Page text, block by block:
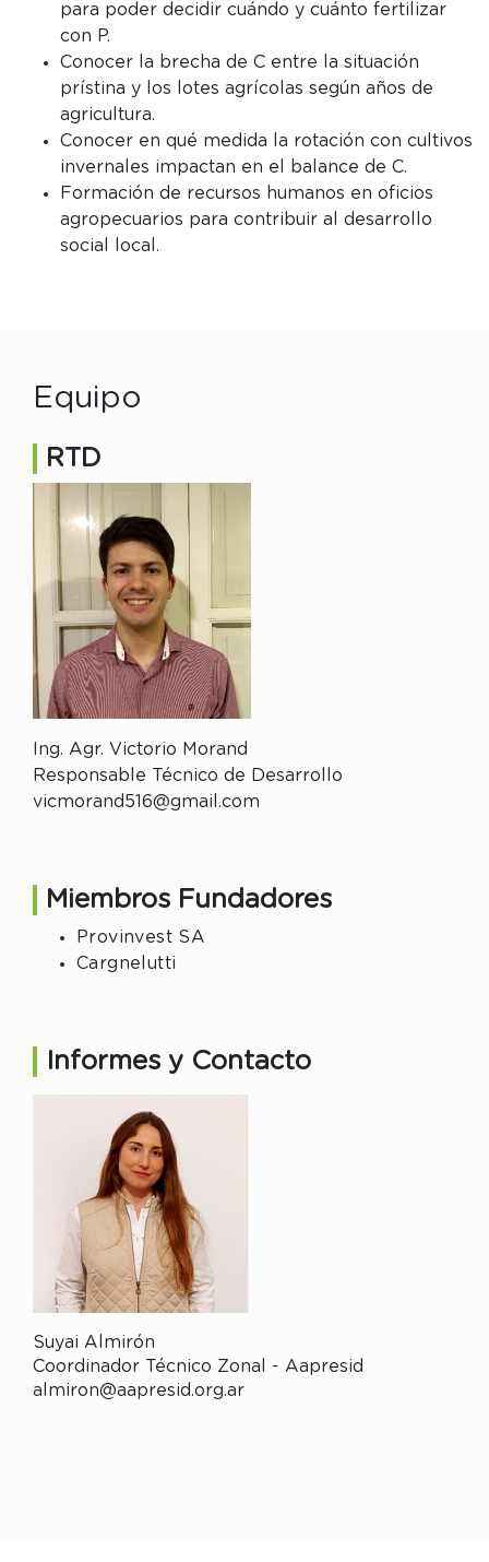
para poder decidir cuándo y cuánto fertilizar
con P.
Conocer la brecha de C entre la situación
prístina y los lotes agrícolas según años de
agricultura.
Conocer en qué medida la rotación con cultivos
invernales impactan en el balance de C.
Formación de recursos humanos en oficios
agropecuarios para contribuir al desarrollo
social local.
Equipo
RTD
Ing. Agr. Victorio Morand
Responsable Técnico de Desarrollo
vicmorand516@gmail.com
Miembros Fundadores
Provinvest SA
Cargnelutti
Informes y Contacto
Suyai Almirón
Coordinador Técnico Zonal - Aapresid
almiron@aapresid.org.ar